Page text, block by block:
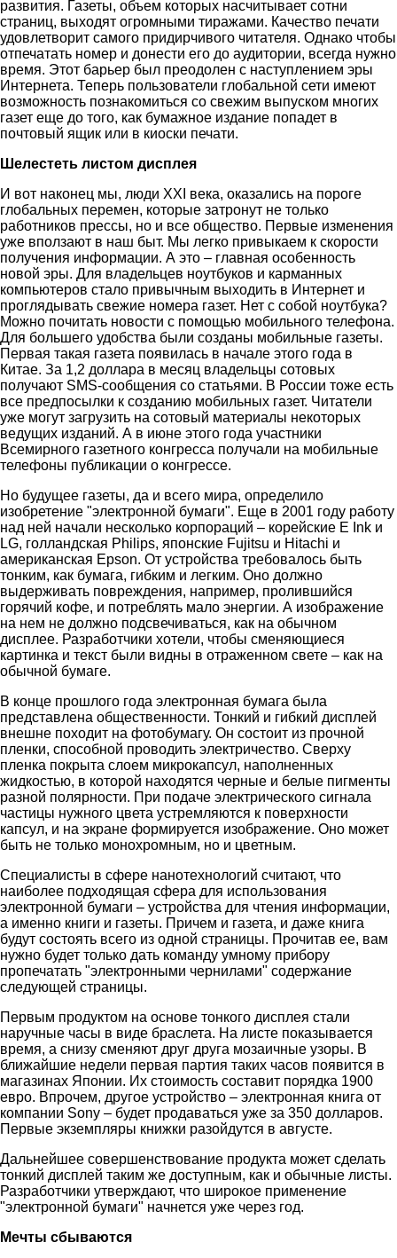
развития. Газеты, объем которых насчитывает сотни
страниц, выходят огромными тиражами. Качество печати
удовлетворит самого придирчивого читателя. Однако чтобы
отпечатать номер и донести его до аудитории, всегда нужно
время. Этот барьер был преодолен с наступлением эры
Интернета. Теперь пользователи глобальной сети имеют
возможность познакомиться со свежим выпуском многих
газет еще до того, как бумажное издание попадет в
почтовый ящик или в киоски печати.
Шелестеть листом дисплея
И вот наконец мы, люди XXI века, оказались на пороге
глобальных перемен, которые затронут не только
работников прессы, но и все общество. Первые изменения
уже вползают в наш быт. Мы легко привыкаем к скорости
получения информации. А это – главная особенность
новой эры. Для владельцев ноутбуков и карманных
компьютеров стало привычным выходить в Интернет и
проглядывать свежие номера газет. Нет с собой ноутбука?
Можно почитать новости с помощью мобильного телефона.
Для большего удобства были созданы мобильные газеты.
Первая такая газета появилась в начале этого года в
Китае. За 1,2 доллара в месяц владельцы сотовых
получают SMS-сообщения со статьями. В России тоже есть
все предпосылки к созданию мобильных газет. Читатели
уже могут загрузить на сотовый материалы некоторых
ведущих изданий. А в июне этого года участники
Всемирного газетного конгресса получали на мобильные
телефоны публикации о конгрессе.
Но будущее газеты, да и всего мира, определило
изобретение "электронной бумаги". Еще в 2001 году работу
над ней начали несколько корпораций – корейские E Ink и
LG, голландская Philips, японские Fujitsu и Hitachi и
американская Epson. От устройства требовалось быть
тонким, как бумага, гибким и легким. Оно должно
выдерживать повреждения, например, пролившийся
горячий кофе, и потреблять мало энергии. А изображение
на нем не должно подсвечиваться, как на обычном
дисплее. Разработчики хотели, чтобы сменяющиеся
картинка и текст были видны в отраженном свете – как на
обычной бумаге.
В конце прошлого года электронная бумага была
представлена общественности. Тонкий и гибкий дисплей
внешне походит на фотобумагу. Он состоит из прочной
пленки, способной проводить электричество. Сверху
пленка покрыта слоем микрокапсул, наполненных
жидкостью, в которой находятся черные и белые пигменты
разной полярности. При подаче электрического сигнала
частицы нужного цвета устремляются к поверхности
капсул, и на экране формируется изображение. Оно может
быть не только монохромным, но и цветным.
Специалисты в сфере нанотехнологий считают, что
наиболее подходящая сфера для использования
электронной бумаги – устройства для чтения информации,
а именно книги и газеты. Причем и газета, и даже книга
будут состоять всего из одной страницы. Прочитав ее, вам
нужно будет только дать команду умному прибору
пропечатать "электронными чернилами" содержание
следующей страницы.
Первым продуктом на основе тонкого дисплея стали
наручные часы в виде браслета. На листе показывается
время, а снизу сменяют друг друга мозаичные узоры. В
ближайшие недели первая партия таких часов появится в
магазинах Японии. Их стоимость составит порядка 1900
евро. Впрочем, другое устройство – электронная книга от
компании Sony – будет продаваться уже за 350 долларов.
Первые экземпляры книжки разойдутся в августе.
Дальнейшее совершенствование продукта может сделать
тонкий дисплей таким же доступным, как и обычные листы.
Разработчики утверждают, что широкое применение
"электронной бумаги" начнется уже через год.
Мечты сбываются